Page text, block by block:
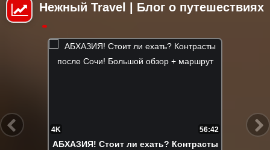
Нежный Travel | Блог о путешествиях
FHD 59:53
БАЛИ! Не допускай ошибок, планируй